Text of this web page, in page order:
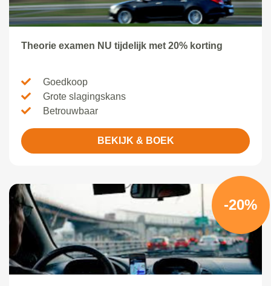
Theorie examen NU tijdelijk met 20% korting
Goedkoop
Grote slagingskans
Betrouwbaar
BEKIJK & BOEK
-20%